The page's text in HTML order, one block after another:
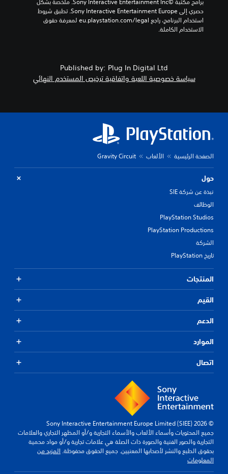
الاستخدام الكاملة.
Published by: Plug In Digital Ltd
سياسة خصوصية اللعبة واتفاقية ترخيص المستخدم النهائي
الصفحة الرئيسية الألعاب Gravity Circuit
حول
نبذة عن شركة SIE
الوظائف
PlayStation Studios
PlayStation Productions
الشركة
تاريخ PlayStation
المنتجات
القيم
الدعم
الموارد
اتصال
© 2026 Sony Interactive Entertainment Europe Limited (SIEE)
جميع المحتويات وأسماء الألعاب والأسماء التجارية و/أو المظهر التجاري والعلامات
التجارية والصور الفنية والصورة ذات الصلة هي علامات تجارية و/أو مواد محمية
بحقوق الطبع والنشر لأصحابها المعنيين. جميع الحقوق محفوظة. المزيد من
المعلومات